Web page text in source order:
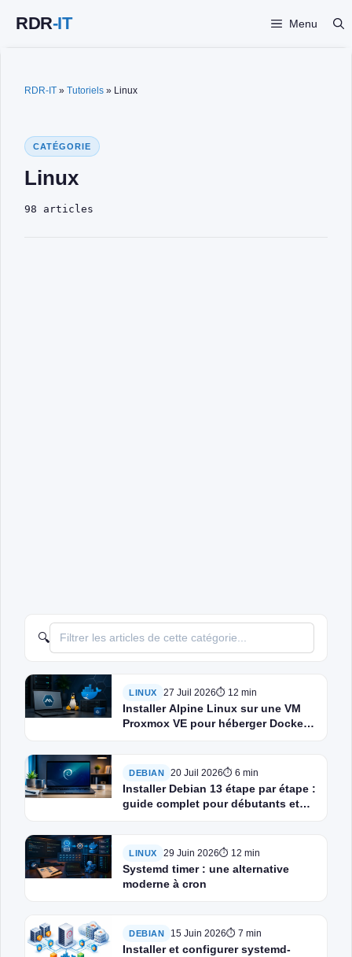
Menu
RDR-IT » Tutoriels » Linux
CATÉGORIE
Linux
98 articles
🔍
LINUX 27 Juil 2026⏱ 12 min
Installer Alpine Linux sur une VM
Proxmox VE pour héberger Docker
DEBIAN 20 Juil 2026⏱ 6 min
Installer Debian 13 étape par étape :
guide complet pour débutants et
LINUX 29 Juin 2026⏱ 12 min
Systemd timer : une alternative
moderne à cron
DEBIAN 15 Juin 2026⏱ 7 min
Installer et configurer systemd-